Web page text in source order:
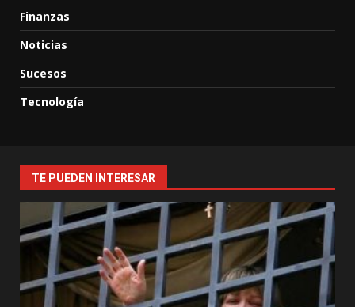
Finanzas
Noticias
Sucesos
Tecnología
TE PUEDEN INTERESAR